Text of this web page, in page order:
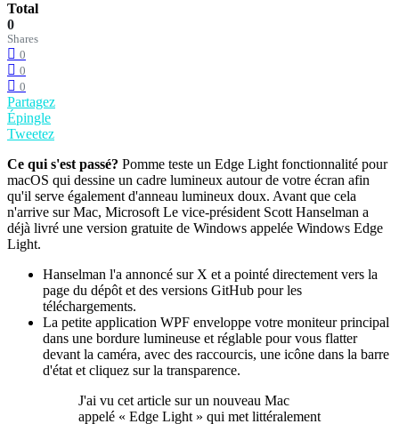
Total
0
Shares
0
0
0
Partagez
Épingle
Tweetez
Ce qui s'est passé? Pomme teste un Edge Light fonctionnalité pour
macOS qui dessine un cadre lumineux autour de votre écran afin
qu'il serve également d'anneau lumineux doux. Avant que cela
n'arrive sur Mac, Microsoft Le vice-président Scott Hanselman a
déjà livré une version gratuite de Windows appelée Windows Edge
Light.
Hanselman l'a annoncé sur X et a pointé directement vers la
page du dépôt et des versions GitHub pour les
téléchargements.
La petite application WPF enveloppe votre moniteur principal
dans une bordure lumineuse et réglable pour vous flatter
devant la caméra, avec des raccourcis, une icône dans la barre
d'état et cliquez sur la transparence.
J'ai vu cet article sur un nouveau Mac
appelé « Edge Light » qui met littéralement